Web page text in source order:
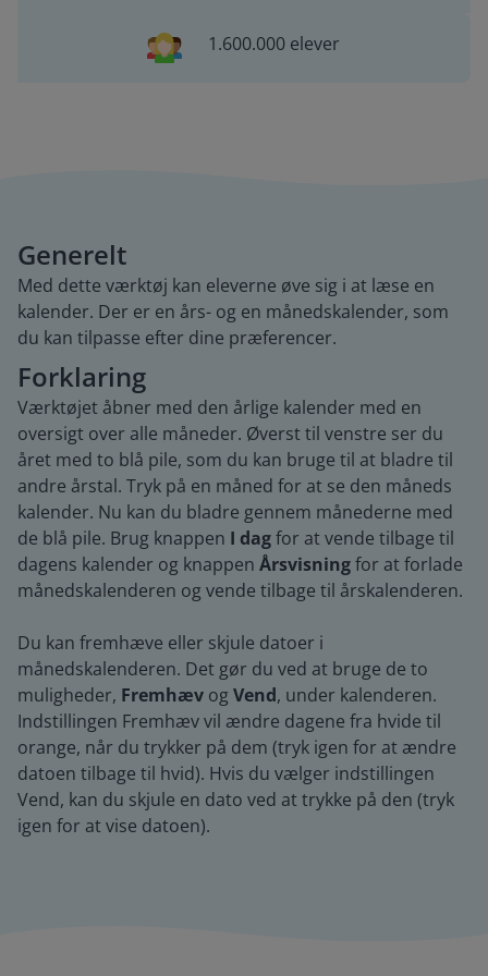
1.600.000 elever
Generelt
Med dette værktøj kan eleverne øve sig i at læse en
kalender. Der er en års- og en månedskalender, som
du kan tilpasse efter dine præferencer.
Forklaring
Værktøjet åbner med den årlige kalender med en
oversigt over alle måneder. Øverst til venstre ser du
året med to blå pile, som du kan bruge til at bladre til
andre årstal. Tryk på en måned for at se den måneds
kalender. Nu kan du bladre gennem månederne med
de blå pile. Brug knappen I dagfor at vende tilbage til
dagens kalender og knappen Årsvisningfor at forlade
månedskalenderen og vende tilbage til årskalenderen.
Du kan fremhæve eller skjule datoer i
månedskalenderen. Det gør du ved at bruge de to
muligheder, Fremhæv ogVend, under kalenderen.
Indstillingen Fremhæv vil ændre dagene fra hvide til
orange, når du trykker på dem (tryk igen for at ændre
datoen tilbage til hvid). Hvis du vælger indstillingen
Vend, kan du skjule en dato ved at trykke på den (tryk
igen for at vise datoen).